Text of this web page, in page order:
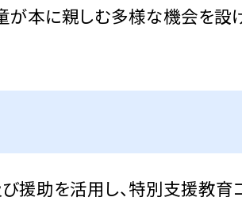
本に親しむ多様な機会を設
援助を活用し、特別支援教育